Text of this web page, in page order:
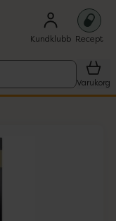
Kundklubb Recept
Varukorg